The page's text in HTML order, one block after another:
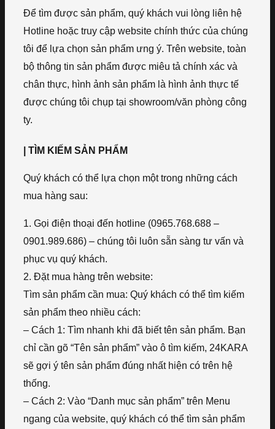
Để tìm được sản phẩm, quý khách vui lòng liên hệ
Hotline hoặc truy cập website chính thức của chúng
tôi để lựa chọn sản phẩm ưng ý. Trên website, toàn
bộ thông tin sản phẩm được miêu tả chính xác và
chân thực, hình ảnh sản phẩm là hình ảnh thực tế
được chúng tôi chụp tại showroom/văn phòng công
ty.
| TÌM KIẾM SẢN PHẨM
Quý khách có thể lựa chọn một trong những cách
mua hàng sau:
1. Gọi điện thoại đến hotline (0965.768.688 –
0901.989.686) – chúng tôi luôn sẵn sàng tư vấn và
phục vụ quý khách.
2. Đặt mua hàng trên website:
Tìm sản phẩm cần mua: Quý khách có thể tìm kiếm
sản phẩm theo nhiều cách:
– Cách 1: Tìm nhanh khi đã biết tên sản phẩm. Bạn
chỉ cần gõ “Tên sản phẩm” vào ô tìm kiếm, 24KARA
sẽ gợi ý tên sản phẩm đúng nhất hiện có trên hệ
thống.
– Cách 2: Vào “Danh mục sản phẩm” trên Menu
ngang của website, quý khách có thể tìm sản phẩm